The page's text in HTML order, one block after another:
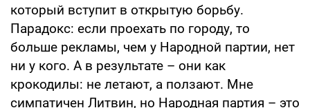
который вступит в открытую борьбу.
Парадокс: если проехать по городу, то
больше рекламы, чем у Народной партии, нет
ни у кого. А в результате – они как
крокодилы: не летают, а ползают. Мне
симпатичен Литвин, но Народная партия – это